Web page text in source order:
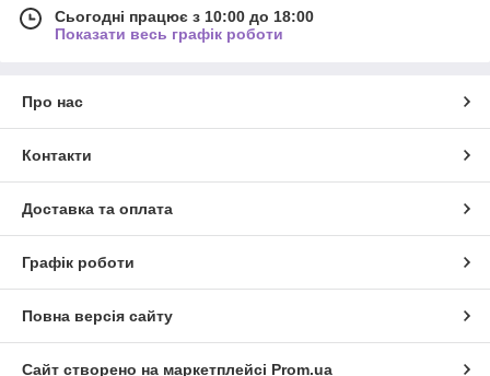
Сьогодні працює з 10:00 до 18:00
Показати весь графік роботи
Про нас
Контакти
Доставка та оплата
Графік роботи
Повна версія сайту
Сайт створено на маркетплейсі Prom.ua